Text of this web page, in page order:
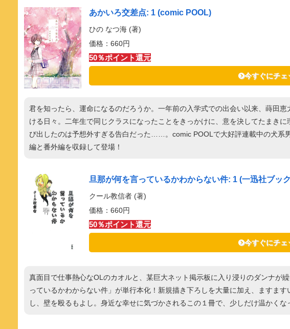
あかいろ交差点: 1 (comic POOL)
ひの なつ海 (著)
価格：660円
50％ポイント還元
今すぐにチェ
君を知ったら、運命になるのだろうか。一年前の入学式での出会い以来、蒔田
ける日々。二年生で同じクラスになったことをきっかけに、意を決してたまき
び出したのは予想外すぎる告白だった……。comic POOLで大好評連載中の犬系
編と番外編を収録して登場！
旦那が何を言っているかわからない件: 1 (一迅社ブッ
クール教信者 (著)
価格：660円
50％ポイント還元
今すぐにチェ
真面目で仕事熱心なOLのカオルと、某巨大ネット掲示板に入り浸りのダンナが
っているかわからない件」が単行本化！新規描き下ろしを大量に加え、ますま
し、壁を殴るもよし。身近な幸せに気づかされるこの１冊で、少しだけ温かくな